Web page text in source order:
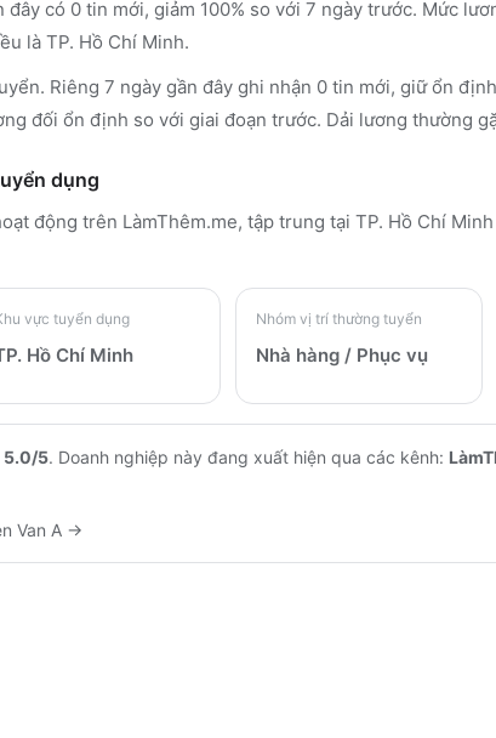
đây có 0 tin mới, giảm 100% so với 7 ngày trước. Mức
là TP. Hồ Chí Minh.
Riêng 7 ngày gần đây ghi nhận 0 tin mới, giữ ổn
đối ổn định so với giai đoạn trước. Dải lương thường
dụng
động trên LàmThêm.me, tập trung tại TP. Hồ Chí Minh
vực tuyển dụng
Hồ Chí Minh
Nhóm vị trí thường tuyển
Nhà hàng / Phục vụ
5.0/5. Doanh nghiệp này đang xuất hiện qua các kênh:
Van A →